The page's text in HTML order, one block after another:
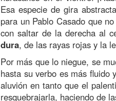
Esa especie de gira
para un Pablo Casado que
con saltar de la derecha al
dura, de las rayas rojas y la
Por más que lo niegue, se
hasta su verbo es más fluido
aluvión en tanto que el
resquebrajarla, haciendo de